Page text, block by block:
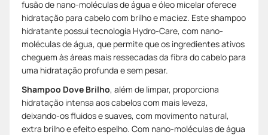
fusão de nano-moléculas de água e óleo micelar oferece
hidratação para cabelo com brilho e maciez. Este shampoo
hidratante possui tecnologia Hydro-Care, com nano-
moléculas de água, que permite que os ingredientes ativos
cheguem às áreas mais ressecadas da fibra do cabelo para
uma hidratação profunda e sem pesar.
Shampoo Dove Brilho, além de limpar, proporciona
hidratação intensa aos cabelos com mais leveza,
deixando-os fluidos e suaves, com movimento natural,
extra brilho e efeito espelho. Com nano-moléculas de água